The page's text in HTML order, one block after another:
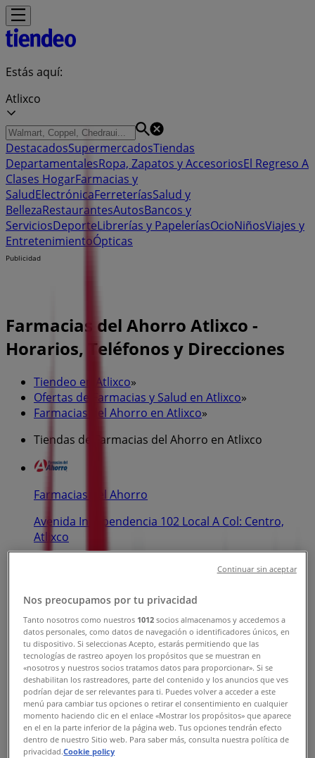
Estás aquí:
Atlixco
DestacadosSupermercadosTiendas
DepartamentalesRopa, Zapatos y AccesoriosEl Regreso A
Clases HogarFarmacias y
SaludElectrónicaFerreteríasSalud y
BellezaRestaurantesAutosBancos y
ServiciosDeporteLibrerías y PapeleríasOcioNiñosViajes y
EntretenimientoÓpticas
Publicidad
Farmacias del Ahorro Atlixco -
Horarios, Teléfonos y Direcciones
Tiendeo en Atlixco»
Ofertas de Farmacias y Salud en Atlixco»
Farmacias del Ahorro en Atlixco»
Tiendas de Farmacias del Ahorro en Atlixco
Farmacias del Ahorro
Avenida Independencia 102 Local A Col: Centro,
Atlixco
Farmacias del Ahorro
5 Poniente 101 Col: Centro, Atlixco
369 m
Abierto
Nos preocupamos por tu privacidad
Tanto nosotros como nuestros 1012 socios almacenamos y accedemos a
datos personales, como datos de navegación o identificadores únicos, en
tu dispositivo. Si seleccionas Acepto, estarás permitiendo que las
tecnologías de rastreo apoyen los propósitos que se muestran en
«nosotros y nuestros socios tratamos datos para proporcionar». Si se
deshabilitan los rastreadores, parte del contenido y los anuncios que ves
podrían dejar de ser relevantes para ti. Puedes volver a acceder a este
menú para cambiar tus opciones o retirar el consentimiento en cualquier
momento haciendo clic en el enlace «Mostrar los propósitos» que aparece
en el en la parte inferior de la página web. Tus opciones tendrán efecto
dentro de nuestro Sitio web. Para saber más, consulta nuestra política de
privacidad.Cookie policy
Continuar sin aceptar